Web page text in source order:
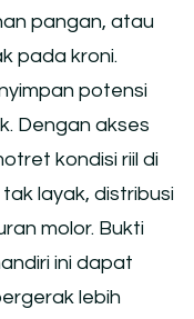
pangan, atau
pada kroni.
potensi
Dengan akses
kondisi riil di
layak, distribusi
molor. Bukti
ini dapat
lebih